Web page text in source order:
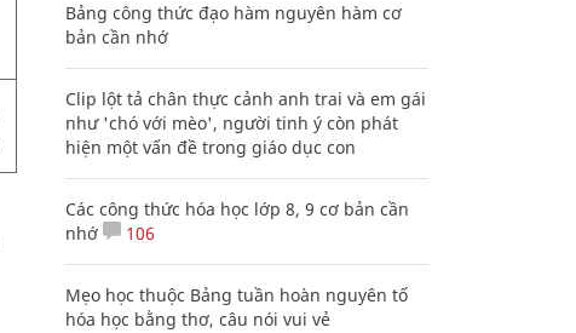
Bảng công thức đạo hàm nguyên hàm cơ
bản cần nhớ
Clip lột tả chân thực cảnh anh trai và em gái
như 'chó với mèo', người tinh ý còn phát
hiện một vấn đề trong giáo dục con
Các công thức hóa học lớp 8, 9 cơ bản cần
nhớ
106
Mẹo học thuộc Bảng tuần hoàn nguyên tố
hóa học bằng thơ, câu nói vui vẻ